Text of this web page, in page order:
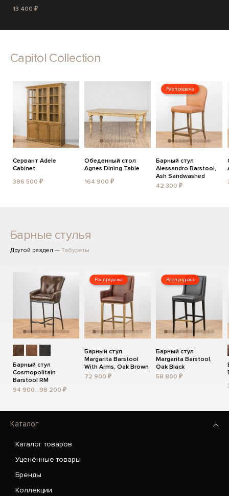
13 400 ₽
Capitol Collection
Сервант Adele
Cabinet
386 500 ₽
Обеденный стол
Agnes Dining Table
164 900 ₽
Распродажа
Барный стул
Alessandro Barstool,
Ash Sandwashed
42 300 ₽
Барные стулья
Другой раздел — Табуреты
Барный стул
Cosmopolitain
Barstool RM
94 900...98 200 ₽
Распродажа
Барный стул
Margarita Barstool
With Arms, Oak Brown
72 900 ₽
Распродажа
Барный стул
Margarita Barstool,
Oak Black
58 800 ₽
Каталог
Каталог товаров
Уценённые товары
Бренды
Коллекции